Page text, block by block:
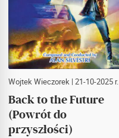
Wojtek Wieczorek | 21-10-2025 r.
Back to the Future
(Powrót do
przyszłości)